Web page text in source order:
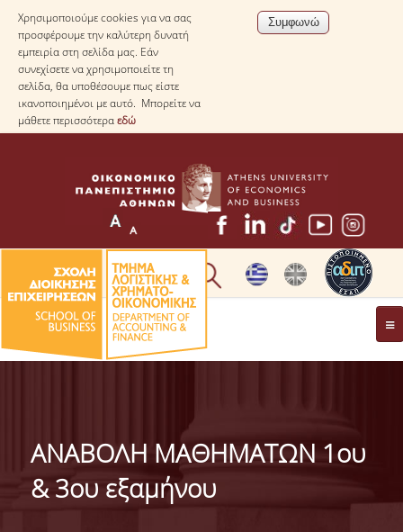
Χρησιμοποιούμε cookies για να σας
προσφέρουμε την καλύτερη δυνατή
εμπειρία στη σελίδα μας. Εάν
συνεχίσετε να χρησιμοποιείτε τη
σελίδα, θα υποθέσουμε πως είστε
ικανοποιημένοι με αυτό. Μπορείτε να
μάθετε περισσότεραεδώ
* ΠΛΗΡΟΦΟΡΙΕΣ ΓΙΑ ΜΑΘΗΤΕΣ ΛΥΚΕΙΟΥ *
ΜΕ ΜΙΑ ΜΑΤΙΑ
ΔΙΟΙΚΗΣΗ ΤΟΥ ΤΜΗΜΑΤΟΣ
ΑΝΑΒΟΛΗ ΜΑΘΗΜΑΤΩΝ 1ου
& 3ου εξαμήνου